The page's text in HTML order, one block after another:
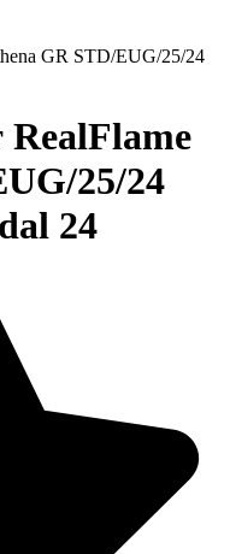
GR STD/EUG/25/24
25/24
24